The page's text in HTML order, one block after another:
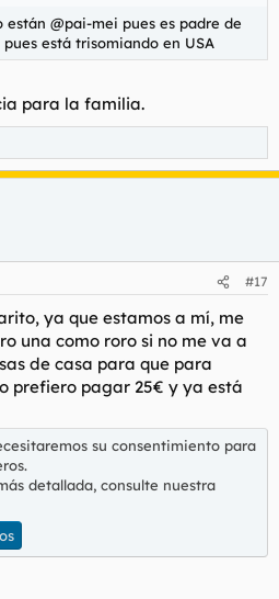
están @pai-mei pues es padre de
está trisomiando en USA
para la familia.
#17
ya que estamos a mí, me
una como roro si no me va a
de casa para que para
prefiero pagar 25€ y ya está
su consentimiento para
detallada, consulte nuestra